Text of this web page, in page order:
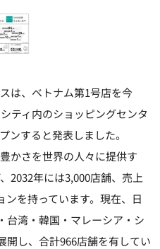
は、ベトナム第1号店を今
ティ内のショッピングセンタ
ンすると発表しました。
かさを世界の人々に提供す
2032年には3,000店舗、売上
を持っています。現在、日
台湾・韓国・マレーシア・シ
開し、合計966店舗を有してい